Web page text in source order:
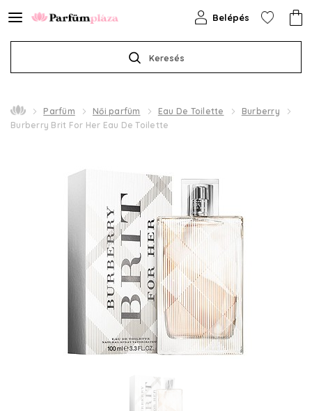
Keresés
Belépés
Parfüm Női parfüm Eau De Toilette
Burberry
Burberry Brit For Her Eau De Toilette